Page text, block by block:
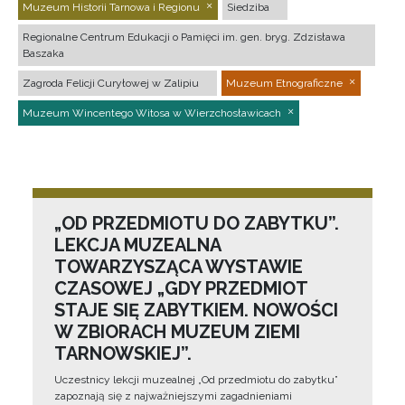
Muzeum Historii Tarnowa i Regionu Siedziba
Regionalne Centrum Edukacji o Pamięci im. gen. bryg. Zdzisława
Baszaka
Zagroda Felicji Curyłowej w Zalipiu Muzeum Etnograficzne
Muzeum Wincentego Witosa w Wierzchosławicach
„OD PRZEDMIOTU DO ZABYTKU”.
LEKCJA MUZEALNA
TOWARZYSZĄCA WYSTAWIE
CZASOWEJ „GDY PRZEDMIOT
STAJE SIĘ ZABYTKIEM. NOWOŚCI
W ZBIORACH MUZEUM ZIEMI
TARNOWSKIEJ”.
Uczestnicy lekcji muzealnej „Od przedmiotu do zabytku”
zapoznają się z najważniejszymi zagadnieniami